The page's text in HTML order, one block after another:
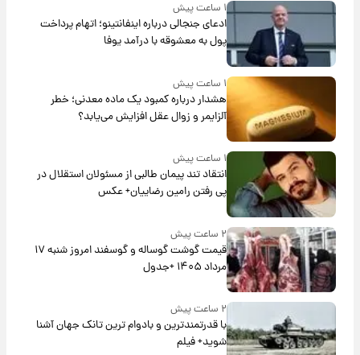
۱ ساعت پیش
ادعای جنجالی درباره اینفانتینو؛ اتهام پرداخت
پول به معشوقه با درآمد یوفا
۱ ساعت پیش
هشدار درباره کمبود یک ماده معدنی؛ خطر
آلزایمر و زوال عقل افزایش می‌یابد؟
۱ ساعت پیش
انتقاد تند پیمان طالبی از مسئولان استقلال در
پی رفتن رامین رضاییان+ عکس
۲ ساعت پیش
قیمت گوشت گوساله و گوسفند امروز شنبه ۱۷
مرداد ۱۴۰۵ +جدول
۲ ساعت پیش
با قدرتمندترین و بادوام ترین تانک جهان آشنا
شوید+ فیلم